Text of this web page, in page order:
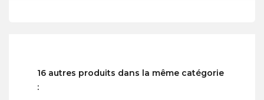
16 autres produits dans la même catégorie
: